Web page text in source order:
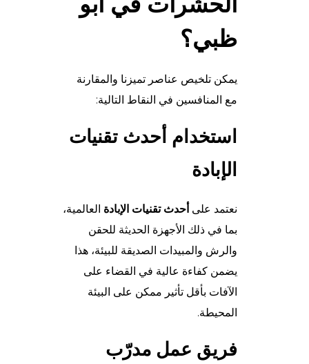
ظبي؟
يمكن تلخيص عناصر تميزنا والمقارنة
مع المنافسين في النقاط التالية:
استخدام أحدث تقنيات
الإبادة
نعتمد على أحدث تقنيات الإبادة العالمية،
بما في ذلك الأجهزة الحديثة للحقن
والرش والمبيدات الصديقة للبيئة، هذا
يضمن كفاءة عالية في القضاء على
الآفات بأقل تأثير ممكن على البيئة
المحيطة.
فريق عمل مدرّب